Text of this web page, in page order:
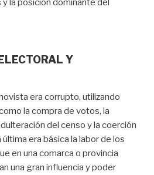
la posición dominante del
Y
era corrupto, utilizando
la compra de votos, la
del censo y la coerción
era básica la labor de los
en una comarca o provincia
una gran influencia y poder